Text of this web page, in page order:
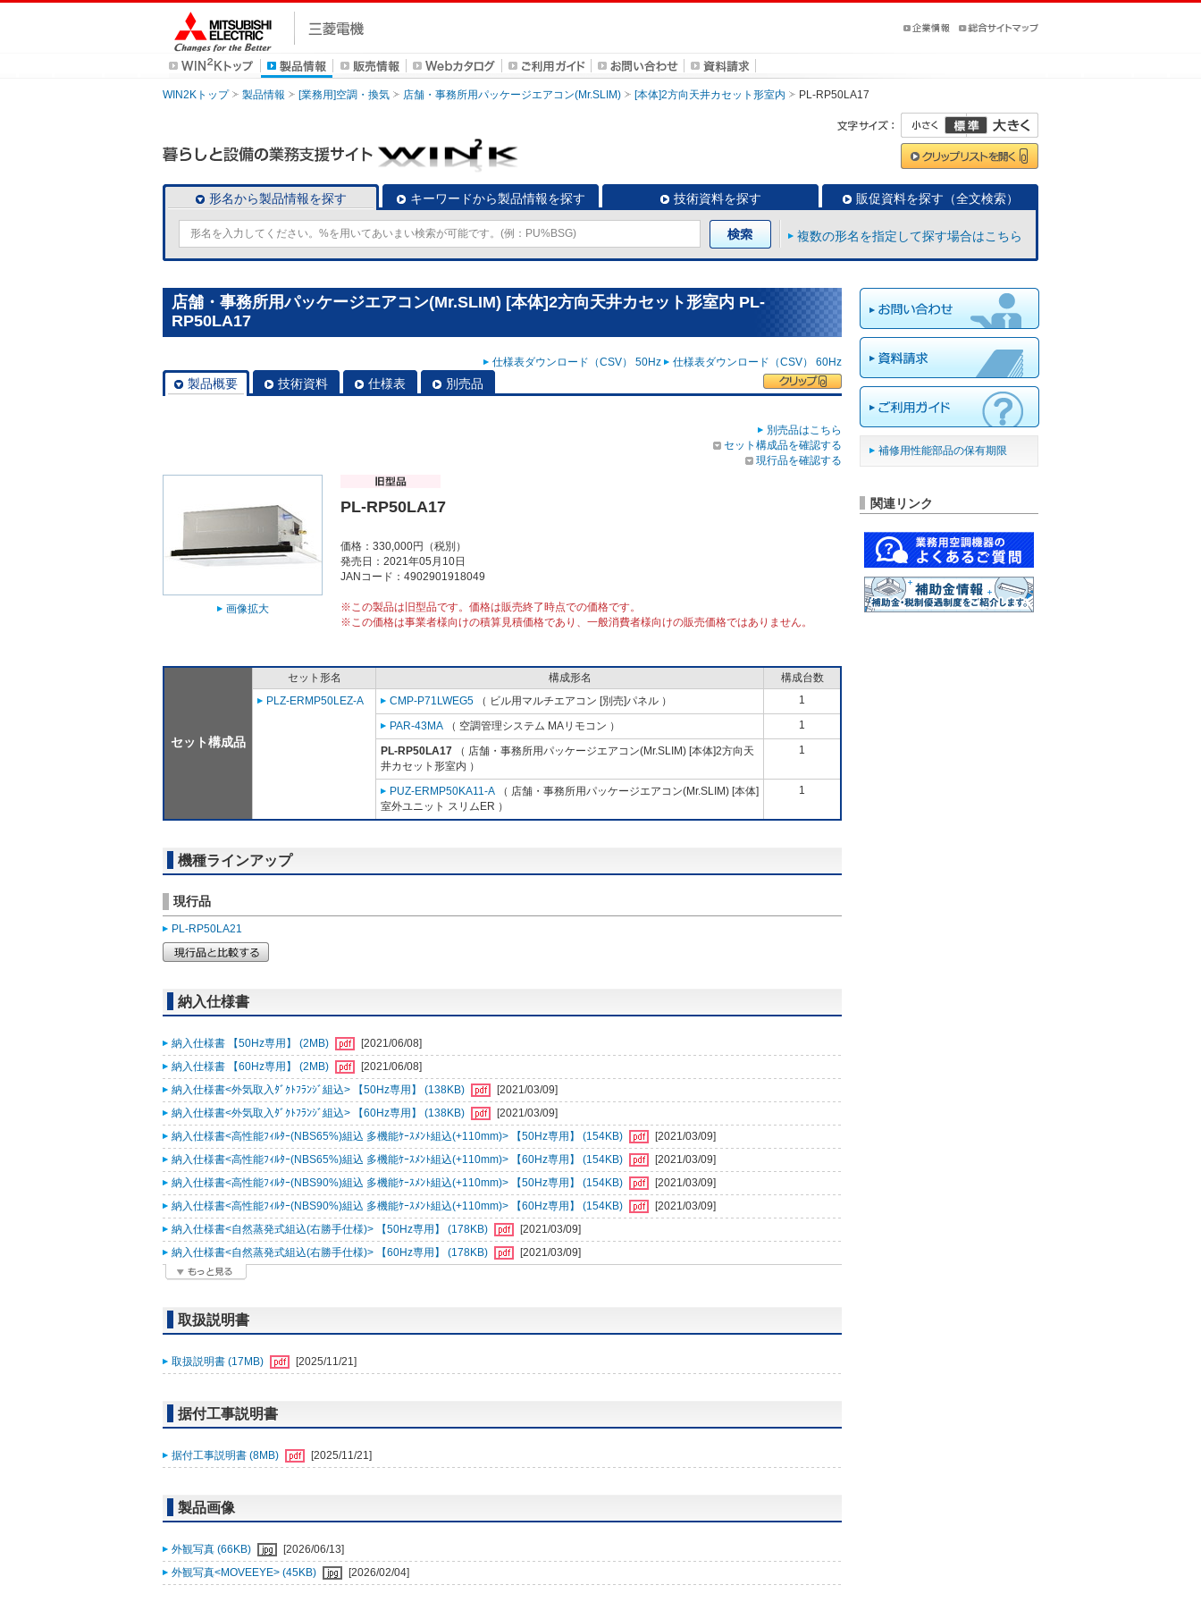
WIN2Kトップ 製品情報 [業務用]空調・換気 店舗・事務所用パッケージエアコン(Mr.SLIM) [本体]2方向天井カセット形室内 PL-RP50LA17
形名から製品情報を探す キーワードから製品情報を探す 技術資料を探す 販促資料を探す（全文検索）
複数の形名を指定して探す場合はこちら
店舗・事務所用パッケージエアコン(Mr.SLIM) [本体]2方向天井カセット形室内 PL-
RP50LA17
仕様表ダウンロード（CSV） 50Hz 仕様表ダウンロード（CSV） 60Hz
製品概要 技術資料 仕様表 別売品
別売品はこちら
セット構成品を確認する
現行品を確認する
画像拡大
PL-RP50LA17
価格：330,000円（税別）
発売日：2021年05月10日
JANコード：4902901918049
※この製品は旧型品です。価格は販売終了時点での価格です。
※この価格は事業者様向けの積算見積価格であり、一般消費者様向けの販売価格ではありません。
セット構成品
セット形名 構成形名
構成台数
PLZ-ERMP50LEZ-A
CMP-P71LWEG5 （ ビル用マルチエアコン [別売]パネル ） 1
PAR-43MA （ 空調管理システム MAリモコン ） 1
PL-RP50LA17 （ 店舗・事務所用パッケージエアコン(Mr.SLIM) [本体]2方向天
井カセット形室内 ）
1
PUZ-ERMP50KA11-A （ 店舗・事務所用パッケージエアコン(Mr.SLIM) [本体]
室外ユニット スリムER ）
1
機種ラインアップ
現行品
PL-RP50LA21
納入仕様書
納入仕様書 【50Hz専用】 (2MB)
[2021/06/08]
納入仕様書 【60Hz専用】 (2MB)
[2021/06/08]
納入仕様書<外気取入ﾀﾞｸﾄﾌﾗﾝｼﾞ組込> 【50Hz専用】 (138KB)
[2021/03/09]
納入仕様書<外気取入ﾀﾞｸﾄﾌﾗﾝｼﾞ組込> 【60Hz専用】 (138KB)
[2021/03/09]
納入仕様書<高性能ﾌｨﾙﾀｰ(NBS65%)組込 多機能ｹｰｽﾒﾝﾄ組込(+110mm)> 【50Hz専用】 (154KB)
[2021/03/09]
納入仕様書<高性能ﾌｨﾙﾀｰ(NBS65%)組込 多機能ｹｰｽﾒﾝﾄ組込(+110mm)> 【60Hz専用】 (154KB)
[2021/03/09]
納入仕様書<高性能ﾌｨﾙﾀｰ(NBS90%)組込 多機能ｹｰｽﾒﾝﾄ組込(+110mm)> 【50Hz専用】 (154KB)
[2021/03/09]
納入仕様書<高性能ﾌｨﾙﾀｰ(NBS90%)組込 多機能ｹｰｽﾒﾝﾄ組込(+110mm)> 【60Hz専用】 (154KB)
[2021/03/09]
納入仕様書<自然蒸発式組込(右勝手仕様)> 【50Hz専用】 (178KB)
[2021/03/09]
納入仕様書<自然蒸発式組込(右勝手仕様)> 【60Hz専用】 (178KB)
[2021/03/09]
取扱説明書
取扱説明書 (17MB) [2025/11/21]
据付工事説明書
据付工事説明書 (8MB) [2025/11/21]
製品画像
外観写真 (66KB)
[2026/06/13]
外観写真<MOVEEYE> (45KB)
[2026/02/04]
補修用性能部品の保有期限
関連リンク